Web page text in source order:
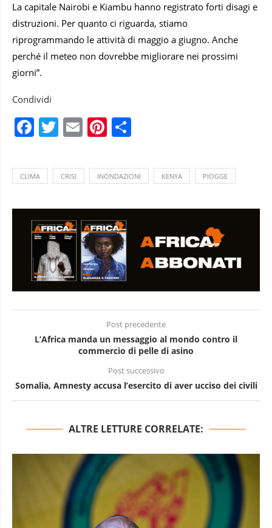
La capitale Nairobi e Kiambu hanno registrato forti disagi e
distruzioni. Per quanto ci riguarda, stiamo
riprogrammando le attività di maggio a giugno. Anche
perché il meteo non dovrebbe migliorare nei prossimi
giorni”.
Condividi
Facebook
Twitter
EmailPinterest
CLIMA CRISI INONDAZIONI KENYA PIOGGE
Post precedente
L’Africa manda un messaggio al mondo contro il
commercio di pelle di asino
Post successivo
Somalia, Amnesty accusa l’esercito di aver ucciso dei civili
ALTRE LETTURE CORRELATE: